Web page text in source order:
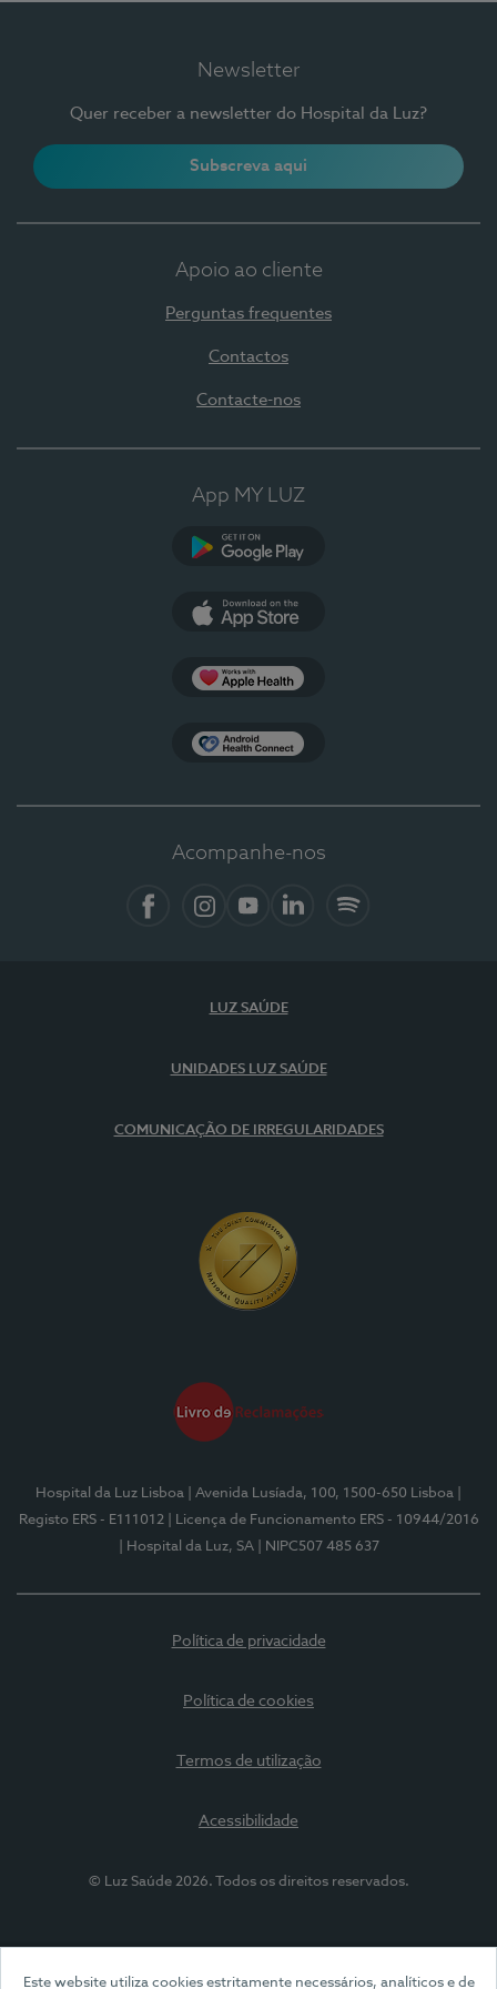
Este website utiliza cookies estritamente necessários, analíticos e de
Newsletter
Quer receber a newsletter do Hospital da Luz?
Subscreva aqui
Apoio ao cliente
Perguntas frequentes
Contactos
Contacte-nos
App MY LUZ
Acompanhe-nos
LUZ SAÚDE
UNIDADES LUZ SAÚDE
COMUNICAÇÃO DE IRREGULARIDADES
Hospital da Luz Lisboa | Avenida Lusíada, 100, 1500-650 Lisboa
Registo ERS - E111012
| Licença de Funcionamento ERS - 10944/2016
| Hospital da Luz, SA
| NIPC507 485 637
Política de privacidade
Política de cookies
Termos de utilização
Acessibilidade
© Luz Saúde 2026. Todos os direitos reservados.